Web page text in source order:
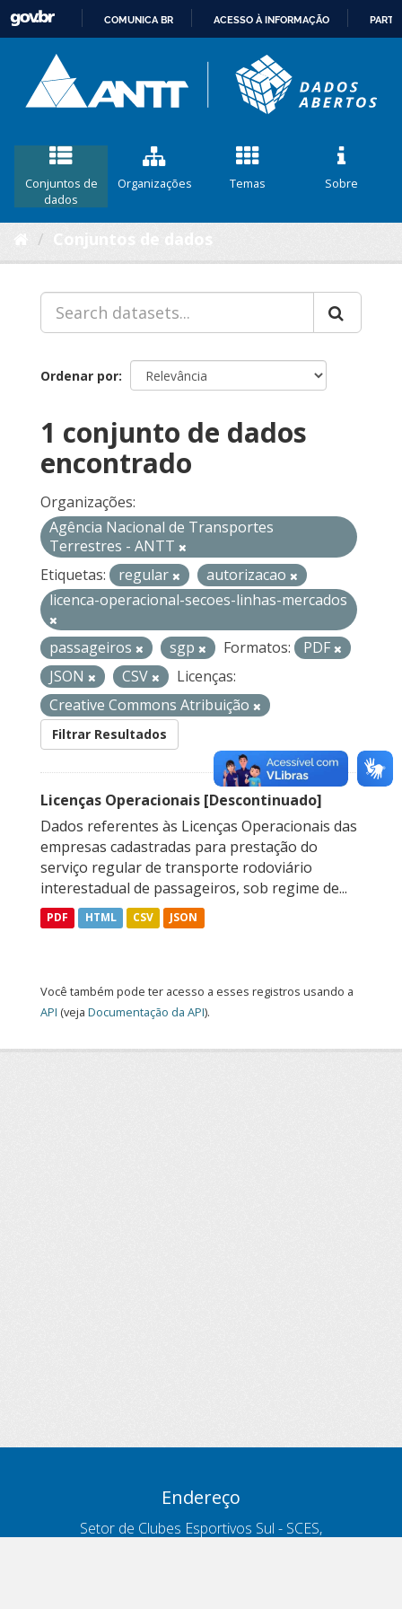
CONTEÚDO
COMUNICA BR ACESSO À INFORMAÇÃO
Conjuntos de
dados
Organizações Temas Sobre
Ordenar por
1 conjunto de dados
encontrado
Organizações:
Agência Nacional de Transportes
Terrestres - ANTT
Etiquetas:
regular
autorizacao
licenca-operacional-secoes-linhas-mercados
passageiros sgp Formatos:
PDF
JSON
CSV
Licenças:
Creative Commons Atribuição
Filtrar Resultados
Licenças Operacionais [Descontinuado]
Dados referentes às Licenças Operacionais das
empresas cadastradas para prestação do
serviço regular de transporte rodoviário
interestadual de passageiros, sob regime de...
PDF HTML CSV JSON
Você também pode ter acesso a esses registros usando a
API (veja Documentação da API).
Endereço
Setor de Clubes Esportivos Sul - SCES,